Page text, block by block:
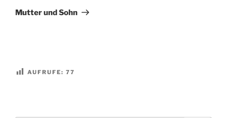
Beitrag
Mutter und Sohn
AUFRUFE: 77